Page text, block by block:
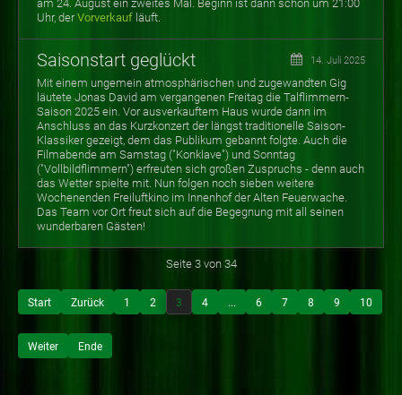
am 24. August ein zweites Mal. Beginn ist dann schon um 21:00
Uhr, derVorverkauf läuft.
Saisonstart geglückt 14. Juli 2025
Mit einem ungemein atmosphärischen und zugewandten Gig
läutete Jonas David am vergangenen Freitag die Talflimmern-
Saison 2025 ein. Vor ausverkauftem Haus wurde dann im
Anschluss an das Kurzkonzert der längst traditionelle Saison-
Klassiker gezeigt, dem das Publikum gebannt folgte. Auch die
Filmabende am Samstag ("Konklave") und Sonntag
("Vollbildflimmern") erfreuten sich großen Zuspruchs - denn auch
das Wetter spielte mit. Nun folgen noch sieben weitere
Wochenenden Freiluftkino im Innenhof der Alten Feuerwache.
Das Team vor Ort freut sich auf die Begegnung mit all seinen
wunderbaren Gästen!
Seite 3 von 34
Start Zurück 1 2 3 4 ... 6 7 8 9 10
Weiter Ende